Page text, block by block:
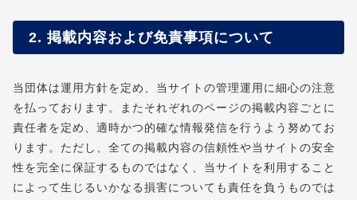
2. 掲載内容および免責事項について
当団体は運用方針を定め、当サイトの管理運用に細心の注意
を払っております。またそれぞれのページの掲載内容ごとに
責任者を定め、適時かつ的確な情報発信を行うよう努めてお
ります。ただし、全ての掲載内容の信頼性や当サイトの安全
性を完全に保証するものではなく、当サイトを利用すること
によって生じるいかなる損害についても責任を負うものでは